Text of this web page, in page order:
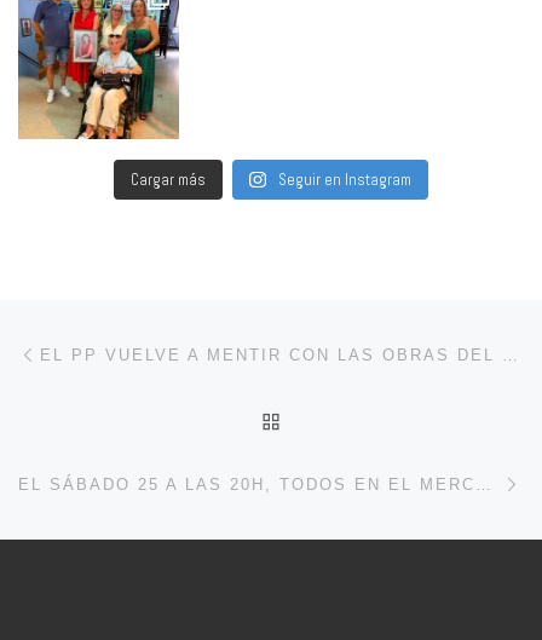
Cargar más Seguir en Instagram
Navegación de entradas